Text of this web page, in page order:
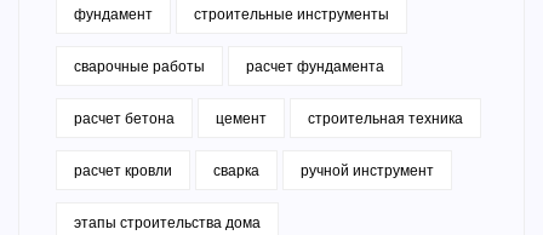
фундамент строительные инструменты
сварочные работы расчет фундамента
расчет бетона цемент строительная техника
расчет кровли сварка ручной инструмент
этапы строительства дома